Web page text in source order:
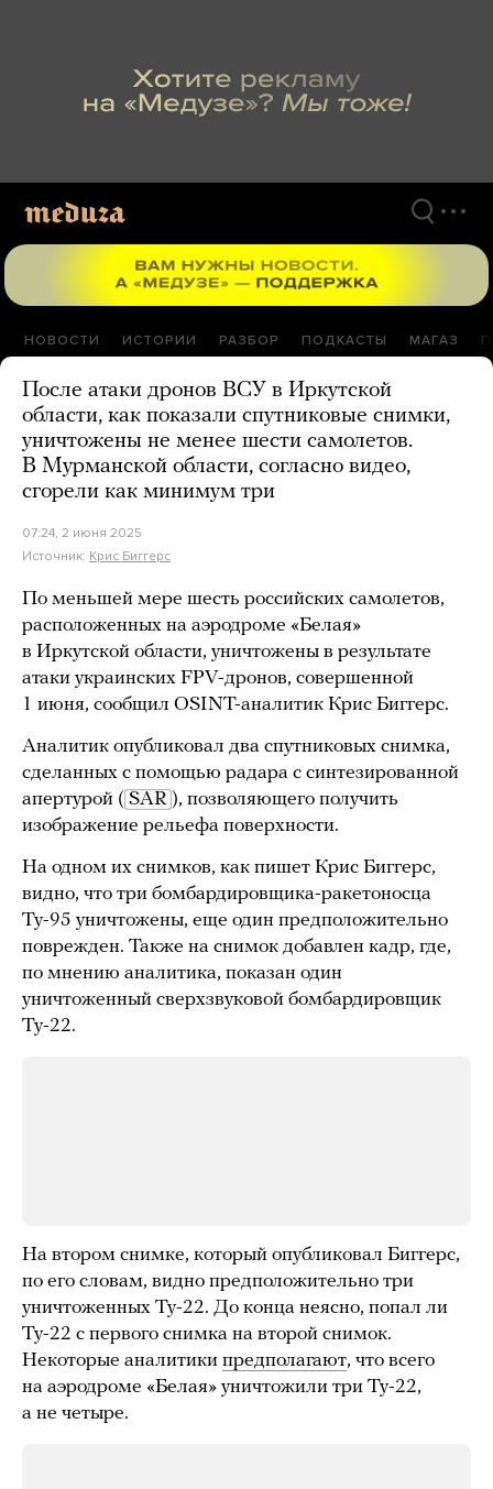
НОВОСТИ ИСТОРИИ РАЗБОР ПОДКАСТЫ МАГАЗ
После атаки дронов ВСУ в Иркутской
области, как показали спутниковые снимки,
уничтожены не менее шести самолетов.
В Мурманской области, согласно видео,
сгорели как минимум три
07:24, 2 июня 2025
Источник: Крис Биггерс
По меньшей мере шесть российских самолетов,
расположенных на аэродроме «Белая»
в Иркутской области, уничтожены в результате
атаки украинских FPV-дронов, совершенной
1 июня, сообщил OSINT-аналитик Крис Биггерс.
Аналитик опубликовал два спутниковых снимка,
сделанных с помощью радара с синтезированной
апертурой ( SAR ), позволяющего получить
изображение рельефа поверхности.
На одном их снимков, как пишет Крис Биггерс,
видно, что три бомбардировщика-ракетоносца
Ту-95 уничтожены, еще один предположительно
поврежден. Также на снимок добавлен кадр, где,
по мнению аналитика, показан один
уничтоженный сверхзвуковой бомбардировщик
Ту-22.
На втором снимке, который опубликовал Биггерс,
по его словам, видно предположительно три
уничтоженных Ту-22. До конца неясно, попал ли
Ту-22 с первого снимка на второй снимок.
Некоторые аналитики предполагают, что всего
на аэродроме «Белая» уничтожили три Ту-22,
а не четыре.